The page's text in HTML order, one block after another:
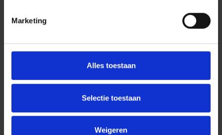
Marketing
Alles toestaan
Selectie toestaan
Weigeren